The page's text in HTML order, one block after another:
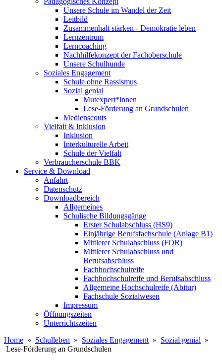
Unsere Schule im Wandel der Zeit
Leitbild
Zusammenhalt stärken - Demokratie leben
Lernzentrum
Lerncoaching
Nachhilfekonzept der Fachoberschule
Unsere Schulhunde
Soziales Engagement
Schule ohne Rassismus
Sozial genial
Mutexpert*innen
Lese-Förderung an Grundschulen
Medienscouts
Vielfalt & Inklusion
Inklusion
Interkulturelle Arbeit
Schule der Vielfalt
Verbraucherschule BBK
Service & Download
Anfahrt
Datenschutz
Downloadbereich
Allgemeines
Schulische Bildungsgänge
Erster Schulabschluss (HS9)
Einjährige Berufsfachschule (Anlage B1)
Mittlerer Schulabschluss (FOR)
Mittlerer Schulabschluss und
Berufsabschluss
Fachhochschulreife
Fachhochschulreife und Berufsabschluss
Allgemeine Hochschulreife (Abitur)
Fachschule Sozialwesen
Impressum
Öffnungszeiten
Unterrichtszeiten
Home » Schulleben » Soziales Engagement » Sozial genial »
Lese-Förderung an Grundschulen